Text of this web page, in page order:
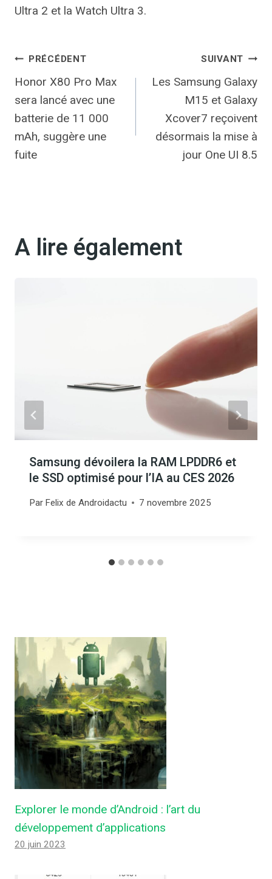
Ultra 2 et la Watch Ultra 3.
Navigation
de
l’article
PRÉCÉDENT
Honor X80 Pro Max
sera lancé avec une
batterie de 11 000
mAh, suggère une
fuite
SUIVANT
Les Samsung Galaxy
M15 et Galaxy
Xcover7 reçoivent
désormais la mise à
jour One UI 8.5
A lire également
Samsung dévoilera la RAM LPDDR6 et
le SSD optimisé pour l’IA au CES 2026
Par Felix de Androidactu 7 novembre 2025
Explorer le monde d’Android : l’art du
développement d’applications
20 juin 2023